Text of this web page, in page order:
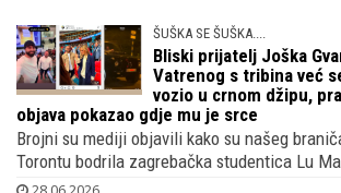
ŠUŠKA SE ŠUŠKA....
Bliski prijatelj Joška
Vatrenog s tribina već
vozio u crnom džipu,
objava pokazao gdje mu je srce
Brojni su mediji objavili kako su našeg
Torontu bodrila zagrebačka studentica Lu